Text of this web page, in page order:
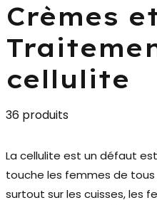
Crèmes
cellulite
36 produits
La cellulite est un défaut
touche les femmes de tous
surtout sur les cuisses, les